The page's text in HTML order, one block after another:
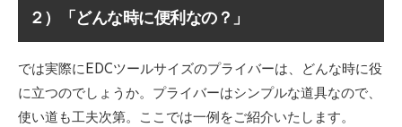
２）「どんな時に便利なの？」
では実際にEDCツールサイズのプライバーは、どんな時に役
に立つのでしょうか。プライバーはシンプルな道具なので、
使い道も工夫次第。ここでは一例をご紹介いたします。